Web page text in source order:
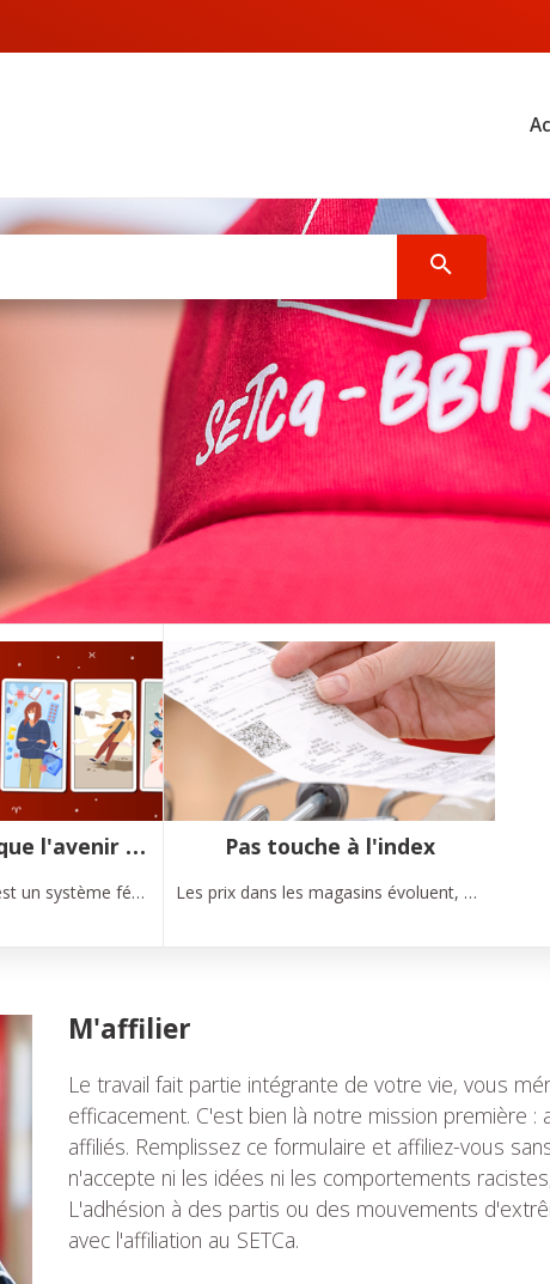
Nul ne sait ce que l'avenir nous réserve ... Heureusement il y a la sécurité sociale !
La sécurité sociale est un système fédéral de solidarité garantie par-delà les générations. Grâce à la sécurité sociale, les richesses dans notre pays sont réparties plus équitablement.
Pas touche à l'index
Les prix dans les magasins évoluent, nos salaires aussi ? C’est ce que nous appelons l’indexation automatique. L’indexation des salaires et des allocations sociales protège notre pouvoir d’achat.
M'affilier
Le travail fait partie intégrante de votre vie, vous
efficacement. C'est bien là notre mission première
affiliés. Remplissez ce formulaire et affiliez-vous
n'accepte ni les idées ni les comportements
L'adhésion à des partis ou des mouvements
avec l'affiliation au SETCa.